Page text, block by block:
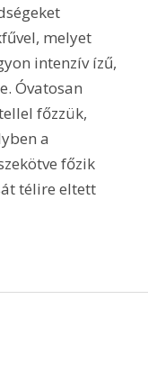
melyet
intenzív ízű,
Óvatosan
főzzük,
a
főzik
télire eltett